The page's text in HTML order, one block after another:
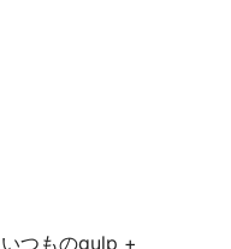
つものgulp +